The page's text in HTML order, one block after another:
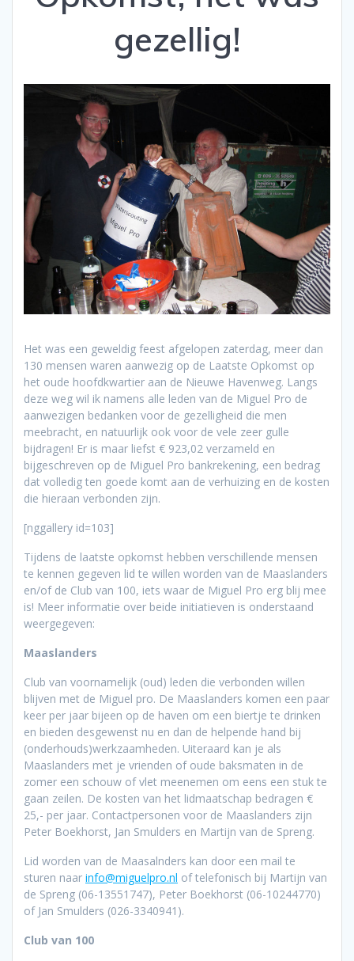
gezellig!
Het was een geweldig feest afgelopen zaterdag, meer dan
130 mensen waren aanwezig op de Laatste Opkomst op
het oude hoofdkwartier aan de Nieuwe Havenweg. Langs
deze weg wil ik namens alle leden van de Miguel Pro de
aanwezigen bedanken voor de gezelligheid die men
meebracht, en natuurlijk ook voor de vele zeer gulle
bijdragen! Er is maar liefst € 923,02 verzameld en
bijgeschreven op de Miguel Pro bankrekening, een bedrag
dat volledig ten goede komt aan de verhuizing en de kosten
die hieraan verbonden zijn.
[nggallery id=103]
Tijdens de laatste opkomst hebben verschillende mensen
te kennen gegeven lid te willen worden van de Maaslanders
en/of de Club van 100, iets waar de Miguel Pro erg blij mee
is! Meer informatie over beide initiatieven is onderstaand
weergegeven:
Maaslanders
Club van voornamelijk (oud) leden die verbonden willen
blijven met de Miguel pro. De Maaslanders komen een paar
keer per jaar bijeen op de haven om een biertje te drinken
en bieden desgewenst nu en dan de helpende hand bij
(onderhouds)werkzaamheden. Uiteraard kan je als
Maaslanders met je vrienden of oude baksmaten in de
zomer een schouw of vlet meenemen om eens een stuk te
gaan zeilen. De kosten van het lidmaatschap bedragen €
25,- per jaar. Contactpersonen voor de Maaslanders zijn
Peter Boekhorst, Jan Smulders en Martijn van de Spreng.
Lid worden van de Maasalnders kan door een mail te
sturen naar info@miguelpro.nl of telefonisch bij Martijn van
de Spreng (06-13551747), Peter Boekhorst (06-10244770)
of Jan Smulders (026-3340941).
Club van 100